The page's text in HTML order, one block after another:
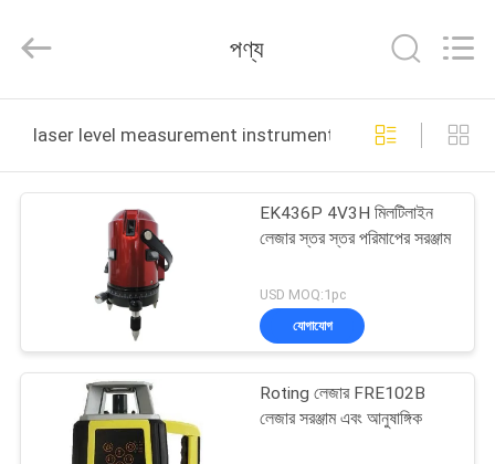
পণ্য
কারখানা
ALLEN
CO.,LTD..
Reserved.
পণ্য
laser level measurement instruments অনলাইন উত্পাদন
EK436P 4V3H মিলটিলাইন
লেজার স্তর স্তর পরিমাপের সরঞ্জাম
USD MOQ:1pc
যোগাযোগ
Roting লেজার FRE102B
লেজার সরঞ্জাম এবং আনুষাঙ্গিক